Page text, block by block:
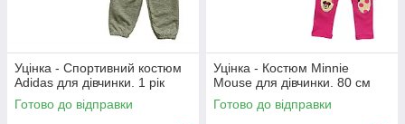
Уцінка - Спортивний костюм
Adidas для дівчинки. 1 рік
Готово до відправки
Уцінка - Костюм Minnie
Mouse для дівчинки. 80 см
Готово до відправки